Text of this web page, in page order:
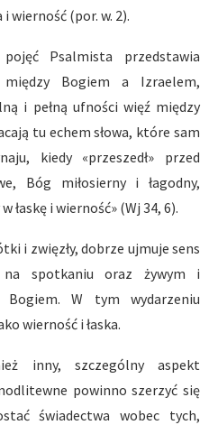
i wierność (por. w. 2).
Psalmista przedstawia
Bogiem a Izraelem,
i pełną ufności więź między
tu echem słowa, które sam
kiedy «przeszedł» przed
Bóg miłosierny i łagodny,
łaskę i wierność» (Wj 34, 6).
i zwięzły, dobrze ujmuje sens
spotkaniu oraz żywym i
W tym wydarzeniu
wierność i łaska.
inny, szczególny aspekt
powinno szerzyć się
świadectwa wobec tych,